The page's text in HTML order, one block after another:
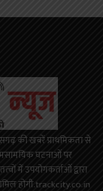
की खबरें प्राथमिकता से
घटनाओं पर
में उपयोगकर्ताओं द्वारा
होगी.trackcity.co.in